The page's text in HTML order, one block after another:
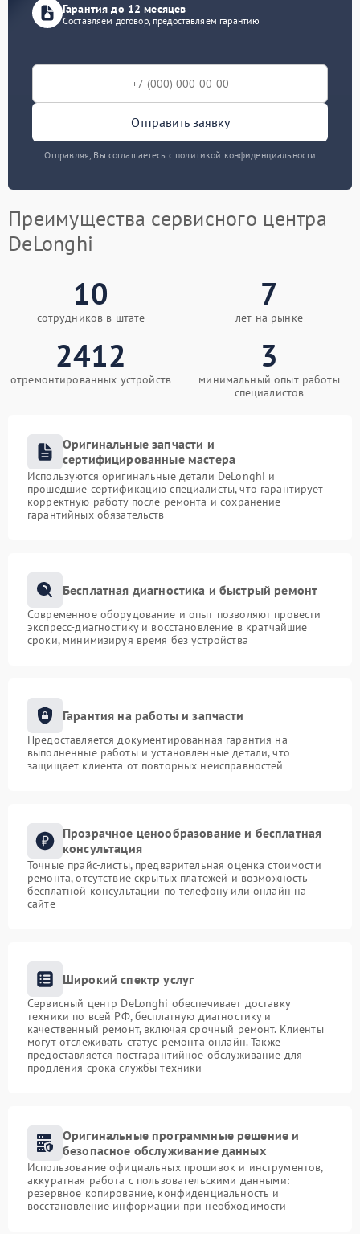
Гарантия до 12 месяцев
Составляем договор, предоставляем гарантию
Отправить заявку
Отправляя, Вы соглашаетесь с политикой конфиденциальности
Преимущества сервисного центра
DeLonghi
10
сотрудников в штате
7
лет на рынке
2412
отремонтированных устройств
3
минимальный опыт работы
специалистов
Оригинальные запчасти и
сертифицированные мастера
Используются оригинальные детали DeLonghi и
прошедшие сертификацию специалисты, что гарантирует
корректную работу после ремонта и сохранение
гарантийных обязательств
Бесплатная диагностика и быстрый ремонт
Современное оборудование и опыт позволяют провести
экспресс-диагностику и восстановление в кратчайшие
сроки, минимизируя время без устройства
Гарантия на работы и запчасти
Предоставляется документированная гарантия на
выполненные работы и установленные детали, что
защищает клиента от повторных неисправностей
Прозрачное ценообразование и бесплатная
консультация
Точные прайс-листы, предварительная оценка стоимости
ремонта, отсутствие скрытых платежей и возможность
бесплатной консультации по телефону или онлайн на
сайте
Широкий спектр услуг
Сервисный центр DeLonghi обеспечивает доставку
техники по всей РФ, бесплатную диагностику и
качественный ремонт, включая срочный ремонт. Клиенты
могут отслеживать статус ремонта онлайн. Также
предоставляется постгарантийное обслуживание для
продления срока службы техники
Оригинальные программные решение и
безопасное обслуживание данных
Использование официальных прошивок и инструментов,
аккуратная работа с пользовательскими данными:
резервное копирование, конфиденциальность и
восстановление информации при необходимости